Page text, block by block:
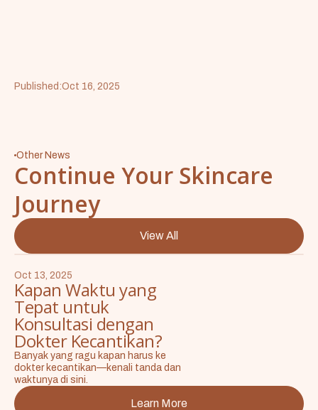
Published:Oct 16, 2025
Other News
Continue Your Skincare
Journey
View All
Oct 13, 2025
Kapan Waktu yang
Tepat untuk
Konsultasi dengan
Dokter Kecantikan?
Banyak yang ragu kapan harus ke
dokter kecantikan—kenali tanda dan
waktunya di sini.
Learn More